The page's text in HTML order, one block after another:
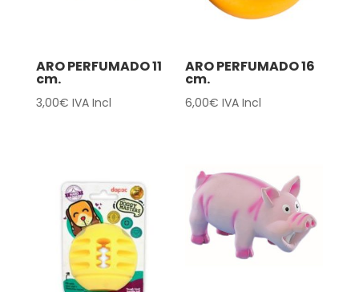
ARO PERFUMADO 11
cm.
3,00€ IVA Incl
ARO PERFUMADO 16
cm.
6,00€ IVA Incl